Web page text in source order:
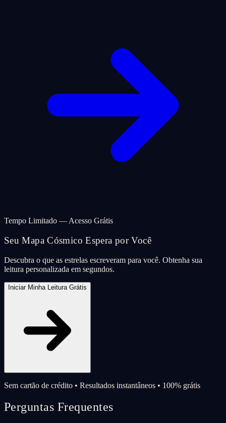
Tempo Limitado — Acesso Grátis
Seu Mapa Cósmico Espera por Você
Descubra o que as estrelas escreveram para você. Obtenha sua
leitura personalizada em segundos.
Iniciar Minha Leitura Grátis
Sem cartão de crédito • Resultados instantâneos • 100% grátis
Perguntas Frequentes